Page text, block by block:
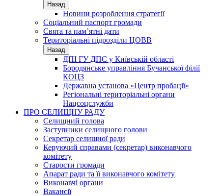
Назад
Новини розроблення стратегії
Соціальний паспорт громади
Свята та пам’ятні дати
Територіальні підрозділи ЦОВВ
Назад
ДПІ ГУ ДПС у Київській області
Бородянське управління Бучанської філії
КОЦЗ
Державна установа «Центр пробації»
Регіональні територіальні органи
Нацсоцслужби
ПРО СЕЛИЩНУ РАДУ
Селищний голова
Заступники селищного голови
Секретар селищної ради
Керуючий справами (секретар) виконавчого
комітету
Старости громади
Апарат ради та її виконавчого комітету
Виконавчі органи
Вакансії